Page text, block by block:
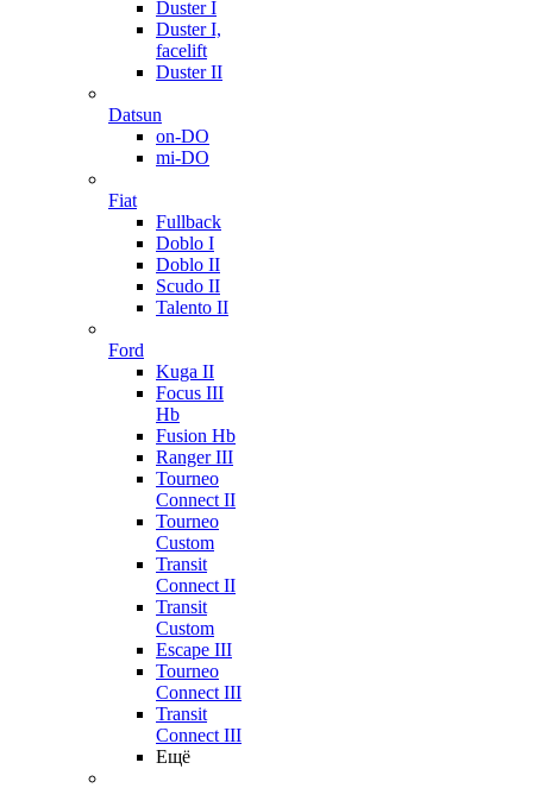
Duster I
Duster I,
facelift
Duster II
Datsun
on-DO
mi-DO
Fiat
Fullback
Doblo I
Doblo II
Scudo II
Talento II
Ford
Kuga II
Focus III
Hb
Fusion Hb
Ranger III
Tourneo
Connect II
Tourneo
Custom
Transit
Connect II
Transit
Custom
Escape III
Tourneo
Connect III
Transit
Connect III
Ещё